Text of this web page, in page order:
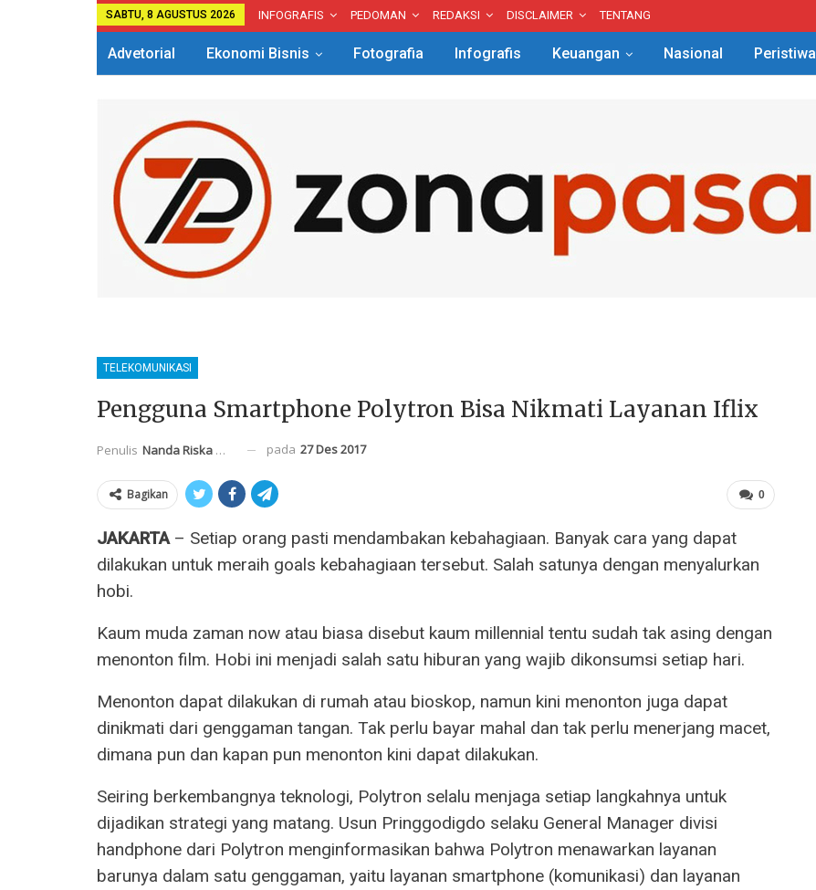
SABTU, 8 AGUSTUS 2026 INFOGRAFIS PEDOMAN REDAKSI DISCLAIMER TENTANG
Advetorial Ekonomi Bisnis Fotografia Infografis Keuangan Nasional Peristiwa
TELEKOMUNIKASI
Pengguna Smartphone Polytron Bisa Nikmati Layanan Iflix
Penulis Nanda Riska Mahendra pada 27 Des 2017
0
Bagikan
JAKARTA– Setiap orang pasti mendambakan kebahagiaan. Banyak cara yang dapat
dilakukan untuk meraih goals kebahagiaan tersebut. Salah satunya dengan menyalurkan
hobi.
Kaum muda zaman now atau biasa disebut kaum millennial tentu sudah tak asing dengan
menonton film. Hobi ini menjadi salah satu hiburan yang wajib dikonsumsi setiap hari.
Menonton dapat dilakukan di rumah atau bioskop, namun kini menonton juga dapat
dinikmati dari genggaman tangan. Tak perlu bayar mahal dan tak perlu menerjang macet,
dimana pun dan kapan pun menonton kini dapat dilakukan.
Seiring berkembangnya teknologi, Polytron selalu menjaga setiap langkahnya untuk
dijadikan strategi yang matang. Usun Pringgodigdo selaku General Manager divisi
handphone dari Polytron menginformasikan bahwa Polytron menawarkan layanan
barunya dalam satu genggaman, yaitu layanan smartphone (komunikasi) dan layanan